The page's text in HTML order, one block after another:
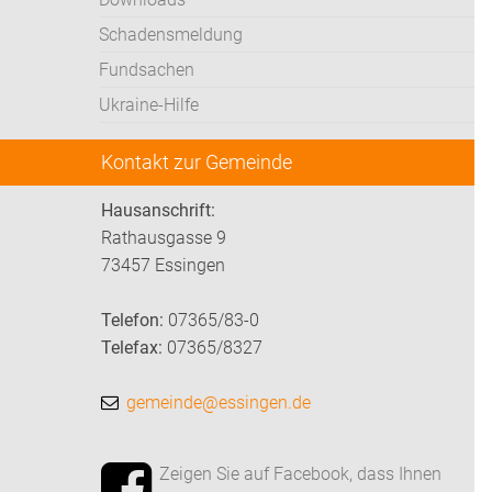
Schadensmeldung
Fundsachen
Ukraine-Hilfe
Kontakt zur Gemeinde
Hausanschrift:
Rathausgasse 9
73457 Essingen
Telefon: 07365/83-0
Telefax: 07365/8327
gemeinde@essingen.de
Zeigen Sie auf Facebook, dass Ihnen